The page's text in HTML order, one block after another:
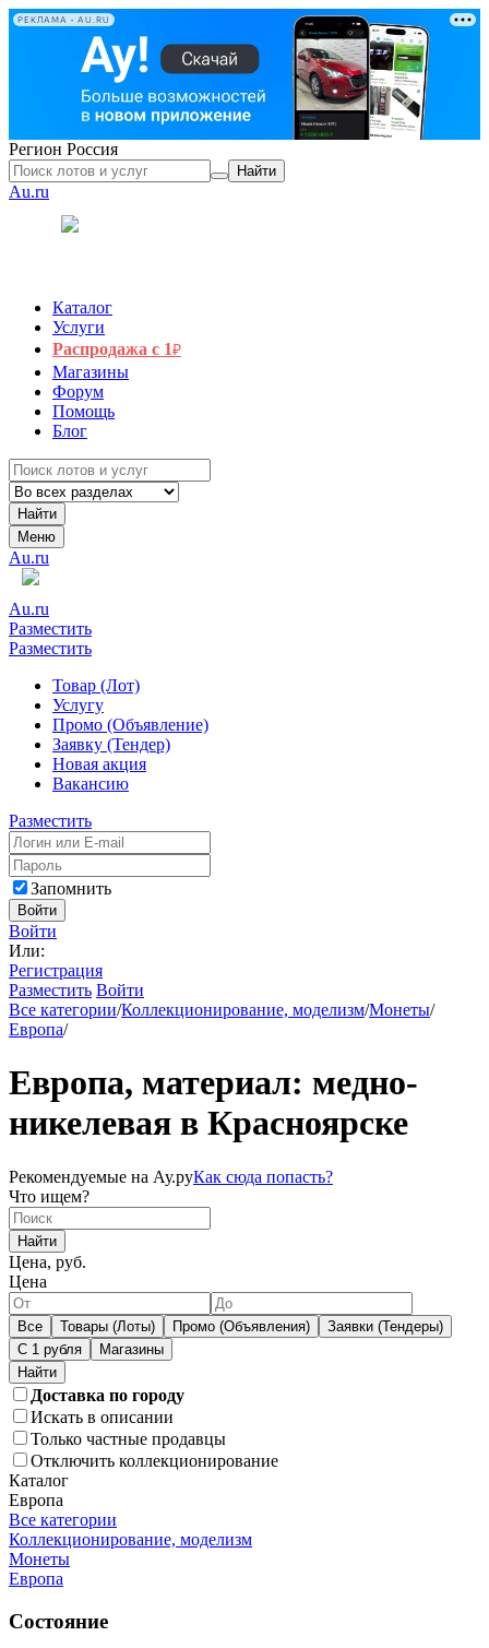
РЕКЛАМА • AU.RU
Регион Россия
Найти
Au.ru
Каталог
Услуги
Распродажа с 1₽
Магазины
Форум
Помощь
Блог
Найти
Меню
Au.ru
Au.ru
Разместить
Разместить
Товар (Лот)
Услугу
Промо (Объявление)
Заявку (Тендер)
Новая акция
Вакансию
Разместить
Запомнить
Войти
Войти
Или:
Регистрация
Разместить Войти
Все категории/Коллекционирование, моделизм/Монеты/
Европа/
Европа, материал: медно-
никелевая в Красноярске
Рекомендуемые на Ау.руКак сюда попасть?
Что ищем?
Найти
Цена, руб.
Цена
Все Товары (Лоты) Промо (Объявления)
Заявки (Тендеры)
С 1 рубля
Магазины
Доставка по городу
Искать в описании
Только частные продавцы
Отключить коллекционирование
Каталог
Европа
Все категории
Коллекционирование, моделизм
Монеты
Европа
Состояние